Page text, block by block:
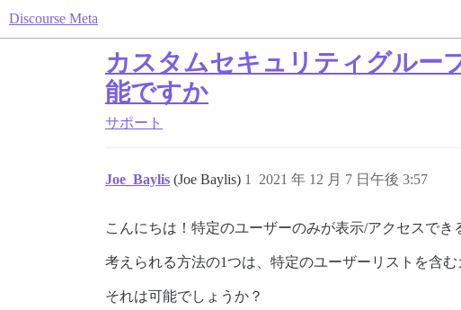
Discourse Meta
カスタムセキュリティグルー
能ですか
サポート
Joe_Baylis (Joe Baylis) 2021 年 12 月 7 日午後 3:57
1
こんにちは！特定のユーザーのみが表示/アクセスでき
考えられる方法の1つは、特定のユーザーリストを含
それは可能でしょうか？